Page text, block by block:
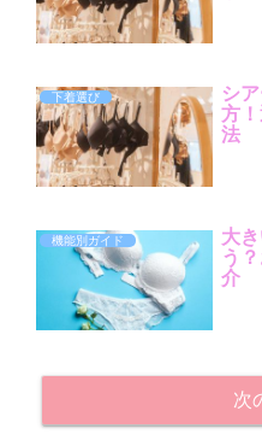
下着選び
シ
方
法
機能別ガイド
大
う
介
次